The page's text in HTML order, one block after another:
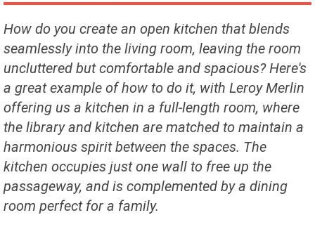
How do you create an open kitchen that blends
seamlessly into the living room, leaving the room
uncluttered but comfortable and spacious? Here's
a great example of how to do it, with Leroy Merlin
offering us a kitchen in a full-length room, where
the library and kitchen are matched to maintain a
harmonious spirit between the spaces. The
kitchen occupies just one wall to free up the
passageway, and is complemented by a dining
room perfect for a family.